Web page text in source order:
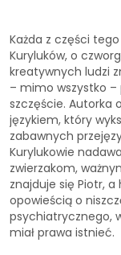
Każda z części
Kuryluków, o
kreatywnych ludzi
– mimo wszystko
szczęście. Autorka
językiem, który
zabawnych
Kurylukowie
zwierzakom,
znajduje się Piotr,
opowieścią o
psychiatrycznego,
miał prawa istnieć.